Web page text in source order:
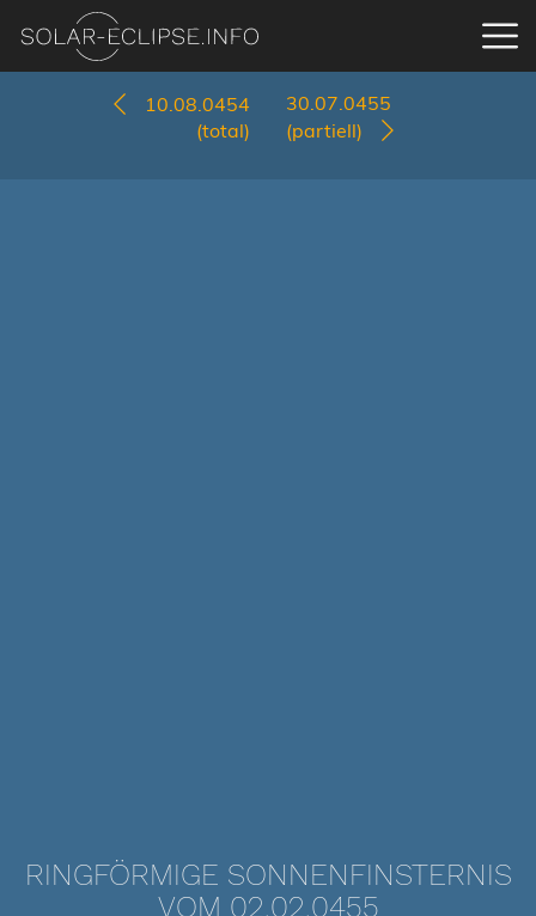
10.08.0454
(total)
30.07.0455
(partiell)
RINGFÖRMIGE SONNENFINSTERNIS
VOM 02.02.0455